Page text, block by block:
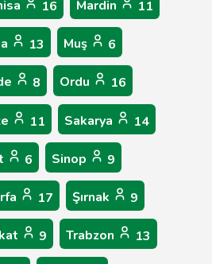
16 Mardin 11
13 Muş 6
8 Ordu 16
11 Sakarya 14
6 Sinop 9
17 Şırnak 9
9 Trabzon 13